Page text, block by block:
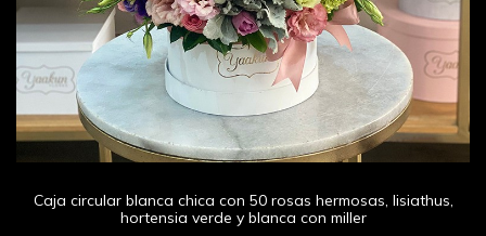
Caja circular blanca chica con 50 rosas hermosas, lisiathus,
hortensia verde y blanca con miller